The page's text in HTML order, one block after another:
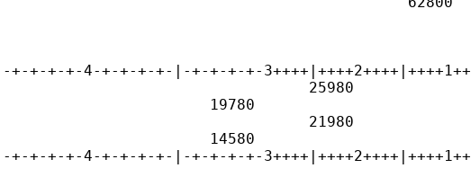
+-+-+-+-4-+-+-+-+-|-+-+-+-+-3++++|++++2++++|++++1++
25980
19780
21980
14580
+-+-+-+-4-+-+-+-+-|-+-+-+-+-3++++|++++2++++|++++1++